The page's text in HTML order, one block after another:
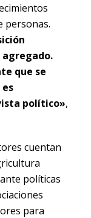
personas.
que se
político»,
cuentan
políticas
para